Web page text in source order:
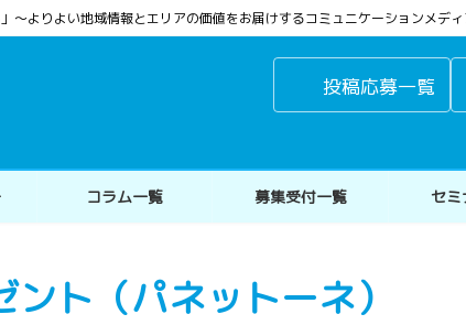
〜よりよい地域情報とエリアの価値をお届けするコミュニケーションメディ
投稿応募一覧
コラム一覧 募集受付一覧 セミ
ト（パネットーネ）